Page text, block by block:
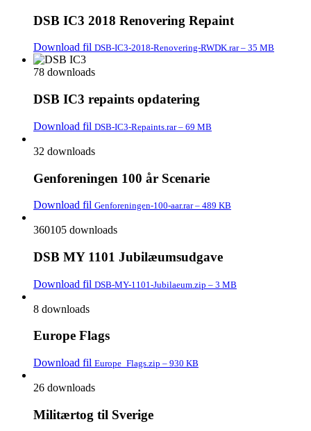
DSB IC3 2018 Renovering Repaint
Download fil DSB-IC3-2018-Renovering-RWDK.rar – 35 MB
78 downloads
DSB IC3 repaints opdatering
Download fil DSB-IC3-Repaints.rar – 69 MB
32 downloads
Genforeningen 100 år Scenarie
Download fil Genforeningen-100-aar.rar – 489 KB
360105 downloads
DSB MY 1101 Jubilæumsudgave
Download fil DSB-MY-1101-Jubilaeum.zip – 3 MB
8 downloads
Europe Flags
Download fil Europe_Flags.zip – 930 KB
26 downloads
Militærtog til Sverige